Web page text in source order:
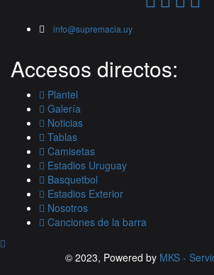
info@supremacia.uy
Accesos directos:
Plantel
Galería
Noticias
Tablas
Camisetas
Estadios Uruguay
Basquetbol
Estadios Exterior
Nosotros
Canciones de la barra
© 2023, Powered by MKS -